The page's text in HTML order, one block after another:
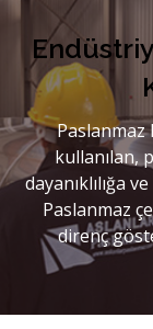
Paslanmaz
kullanılan,
dayanıklılığa
Paslanmaz
direnç